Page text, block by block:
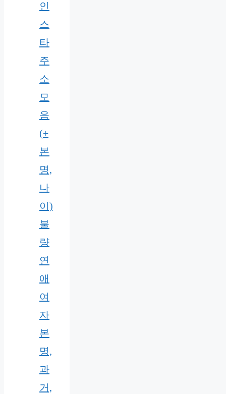
인
스
타
주
소
모
음
(+
본
명,
나
이)
불
량
연
애
여
자
본
명,
과
거,